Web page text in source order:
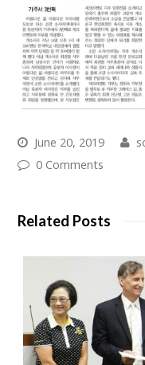
June 20, 2019
0 Comments
Related Posts